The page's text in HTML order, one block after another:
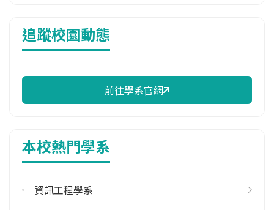
8,630 元/學期
114年註冊率
113學年度上學期
113學年度下學期
30
修輔系人數
追蹤校園動態
前往學系官網
本校熱門學系
資訊工程學系